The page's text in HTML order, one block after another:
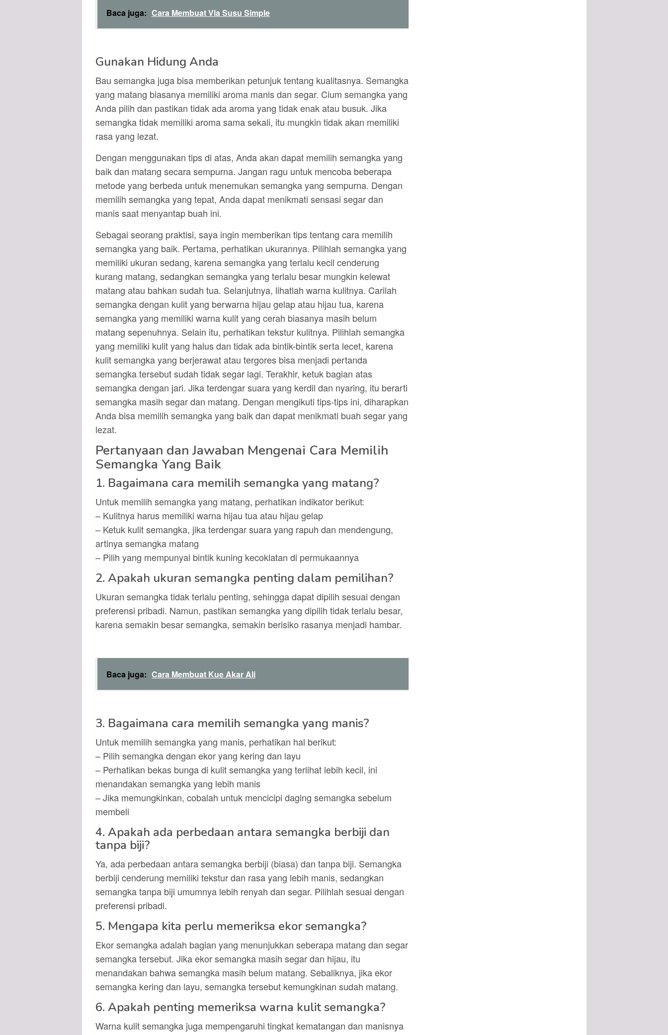
Baca juga: Cara Membuat Vla Susu Simple
Gunakan Hidung Anda
Bau semangka juga bisa memberikan petunjuk tentang kualitasnya. Semangka
yang matang biasanya memiliki aroma manis dan segar. Cium semangka yang
Anda pilih dan pastikan tidak ada aroma yang tidak enak atau busuk. Jika
semangka tidak memiliki aroma sama sekali, itu mungkin tidak akan memiliki
rasa yang lezat.
Dengan menggunakan tips di atas, Anda akan dapat memilih semangka yang
baik dan matang secara sempurna. Jangan ragu untuk mencoba beberapa
metode yang berbeda untuk menemukan semangka yang sempurna. Dengan
memilih semangka yang tepat, Anda dapat menikmati sensasi segar dan
manis saat menyantap buah ini.
Sebagai seorang praktisi, saya ingin memberikan tips tentang cara memilih
semangka yang baik. Pertama, perhatikan ukurannya. Pilihlah semangka yang
memiliki ukuran sedang, karena semangka yang terlalu kecil cenderung
kurang matang, sedangkan semangka yang terlalu besar mungkin kelewat
matang atau bahkan sudah tua. Selanjutnya, lihatlah warna kulitnya. Carilah
semangka dengan kulit yang berwarna hijau gelap atau hijau tua, karena
semangka yang memiliki warna kulit yang cerah biasanya masih belum
matang sepenuhnya. Selain itu, perhatikan tekstur kulitnya. Pilihlah semangka
yang memiliki kulit yang halus dan tidak ada bintik-bintik serta lecet, karena
kulit semangka yang berjerawat atau tergores bisa menjadi pertanda
semangka tersebut sudah tidak segar lagi. Terakhir, ketuk bagian atas
semangka dengan jari. Jika terdengar suara yang kerdil dan nyaring, itu berarti
semangka masih segar dan matang. Dengan mengikuti tips-tips ini, diharapkan
Anda bisa memilih semangka yang baik dan dapat menikmati buah segar yang
lezat.
Pertanyaan dan Jawaban Mengenai Cara Memilih
Semangka Yang Baik
1. Bagaimana cara memilih semangka yang matang?
Untuk memilih semangka yang matang, perhatikan indikator berikut:
– Kulitnya harus memiliki warna hijau tua atau hijau gelap
– Ketuk kulit semangka, jika terdengar suara yang rapuh dan mendengung,
artinya semangka matang
– Pilih yang mempunyai bintik kuning kecoklatan di permukaannya
2. Apakah ukuran semangka penting dalam pemilihan?
Ukuran semangka tidak terlalu penting, sehingga dapat dipilih sesuai dengan
preferensi pribadi. Namun, pastikan semangka yang dipilih tidak terlalu besar,
karena semakin besar semangka, semakin berisiko rasanya menjadi hambar.
Baca juga: Cara Membuat Kue Akar Ali
3. Bagaimana cara memilih semangka yang manis?
Untuk memilih semangka yang manis, perhatikan hal berikut:
– Pilih semangka dengan ekor yang kering dan layu
– Perhatikan bekas bunga di kulit semangka yang terlihat lebih kecil, ini
menandakan semangka yang lebih manis
– Jika memungkinkan, cobalah untuk mencicipi daging semangka sebelum
membeli
4. Apakah ada perbedaan antara semangka berbiji dan
tanpa biji?
Ya, ada perbedaan antara semangka berbiji (biasa) dan tanpa biji. Semangka
berbiji cenderung memiliki tekstur dan rasa yang lebih manis, sedangkan
semangka tanpa biji umumnya lebih renyah dan segar. Pilihlah sesuai dengan
preferensi pribadi.
5. Mengapa kita perlu memeriksa ekor semangka?
Ekor semangka adalah bagian yang menunjukkan seberapa matang dan segar
semangka tersebut. Jika ekor semangka masih segar dan hijau, itu
menandakan bahwa semangka masih belum matang. Sebaliknya, jika ekor
semangka kering dan layu, semangka tersebut kemungkinan sudah matang.
6. Apakah penting memeriksa warna kulit semangka?
Warna kulit semangka juga mempengaruhi tingkat kematangan dan manisnya